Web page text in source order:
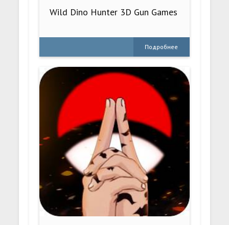
Wild Dino Hunter 3D Gun Games
Подробнее